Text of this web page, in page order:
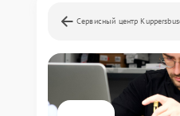
Сервисный центр